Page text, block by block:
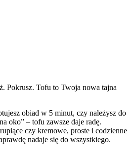
Pokrusz. Tofu to Twoja nowa tajna
obiad w 5 minut, czy należysz do
oko” – tofu zawsze daje radę.
czy kremowe, proste i codzienne
nadaje się do wszystkiego.